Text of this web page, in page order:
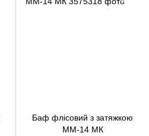
Баф флісовий з затяжкою
ММ-14 МК